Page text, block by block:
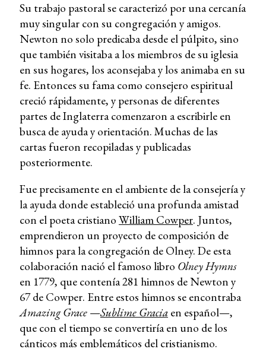
Su trabajo pastoral se caracterizó por una cercanía
muy singular con su congregación y amigos.
Newton no solo predicaba desde el púlpito, sino
que también visitaba a los miembros de su iglesia
en sus hogares, los aconsejaba y los animaba en su
fe. Entonces su fama como consejero espiritual
creció rápidamente, y personas de diferentes
partes de Inglaterra comenzaron a escribirle en
busca de ayuda y orientación. Muchas de las
cartas fueron recopiladas y publicadas
posteriormente.
Fue precisamente en el ambiente de la consejería y
la ayuda donde estableció una profunda amistad
con el poeta cristiano William Cowper. Juntos,
emprendieron un proyecto de composición de
himnos para la congregación de Olney. De esta
colaboración nació el famoso libro Olney Hymns
en 1779, que contenía 281 himnos de Newton y
67 de Cowper. Entre estos himnos se encontraba
Amazing Grace—Sublime Graciaen español—,
que con el tiempo se convertiría en uno de los
cánticos más emblemáticos del cristianismo.